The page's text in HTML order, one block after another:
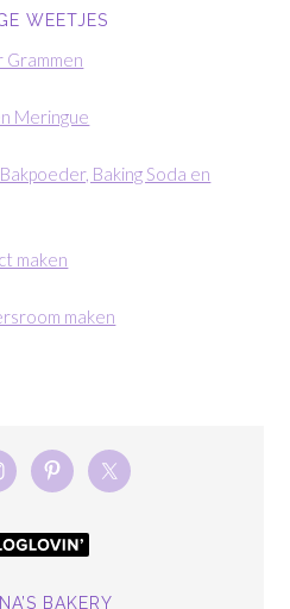
WEETJES
Grammen
Meringue
Baking Soda en
maken
maken
BAKERY